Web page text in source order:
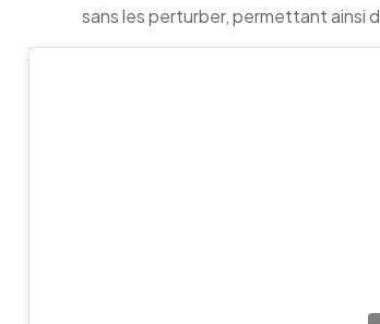
sans les perturber, permettant ainsi